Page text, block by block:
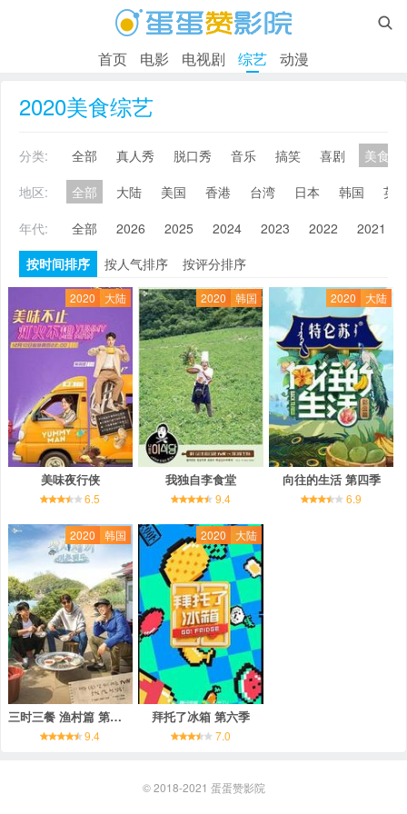

首页 电影 电视剧 综艺 动漫
2020美食综艺
分类: 全部 真人秀 脱口秀 音乐 搞笑 喜剧
美食
地区:
全部 大陆 美国 香港 台湾 日本 韩国
英
年代:
全部 2026 2025 2024 2023 2022 2021
按时间排序
按人气排序 按评分排序
2020 大陆
美味夜行侠
6.5
2020 韩国
我独自李食堂
9.4
2020 大陆
向往的生活 第四季
6.9
2020 韩国
三时三餐 渔村篇 第五季
9.4
2020 大陆
拜托了冰箱 第六季
7.0
© 2018-2021 蛋蛋赞影院